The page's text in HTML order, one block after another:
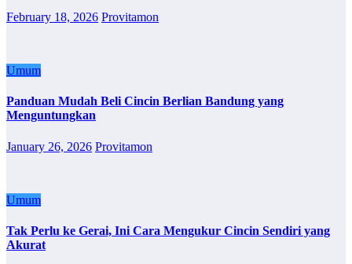
February 18, 2026 Provitamon
Umum
Panduan Mudah Beli Cincin Berlian Bandung yang
Menguntungkan
January 26, 2026 Provitamon
Umum
Tak Perlu ke Gerai, Ini Cara Mengukur Cincin Sendiri yang
Akurat